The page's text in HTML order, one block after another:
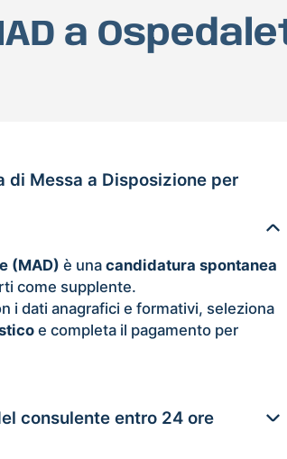
a
di Messa a Disposizione per
(MAD) è unacandidatura spontanea
come supplente.
i dati anagrafici e formativi, seleziona
e completa il pagamento per
consulente entro 24 ore